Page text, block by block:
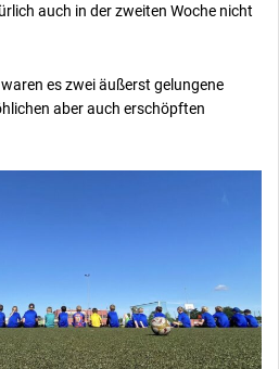
auch in der zweiten Woche nicht
es zwei äußerst gelungene
aber auch erschöpften